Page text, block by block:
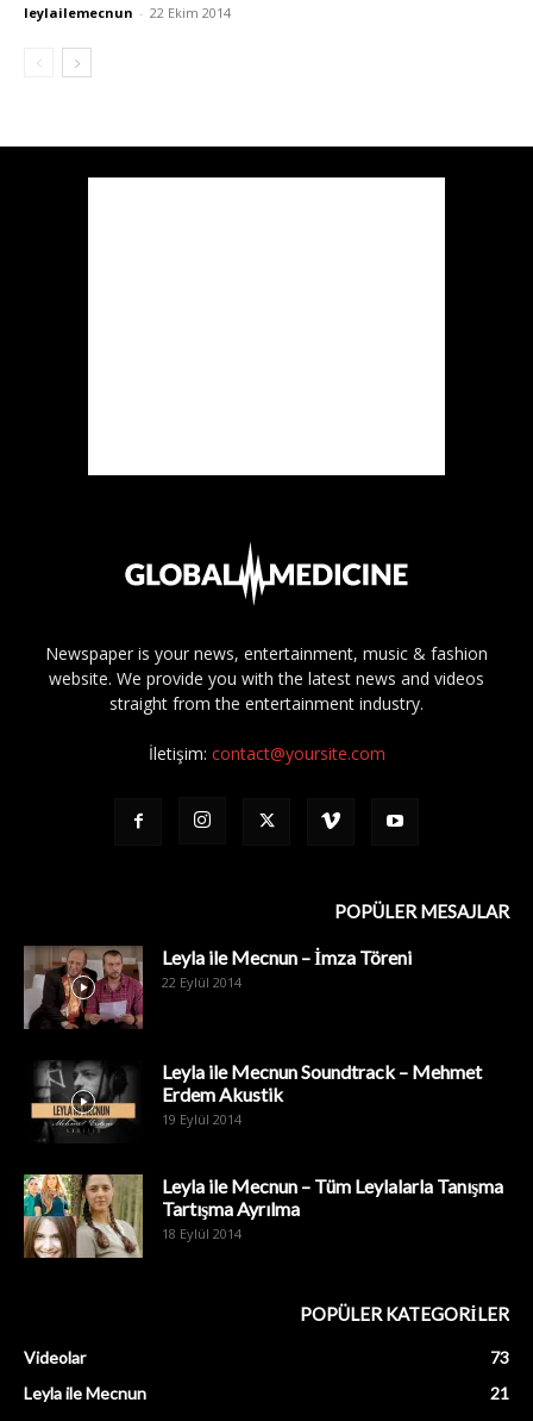
leylailemecnun - 22 Ekim 2014
Newspaper is your news, entertainment, music & fashion
website. We provide you with the latest news and videos
straight from the entertainment industry.
İletişim: contact@yoursite.com
POPÜLER MESAJLAR
Leyla ile Mecnun – İmza Töreni
22 Eylül 2014
Leyla ile Mecnun Soundtrack – Mehmet
Erdem Akustik
19 Eylül 2014
Leyla ile Mecnun – Tüm Leylalarla Tanışma
Tartışma Ayrılma
18 Eylül 2014
POPÜLER KATEGORİLER
Videolar
73
Leyla ile Mecnun
21